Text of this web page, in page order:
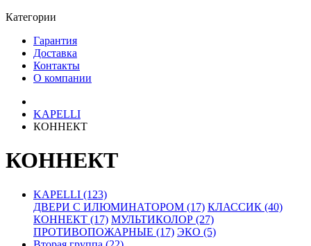
Категории
Гарантия
Доставка
Контакты
О компании
KAPELLI
КОННЕКТ
КОННЕКТ
KAPELLI (123)
ДВЕРИ С ИЛЮМИНАТОРОМ (17) КЛАССИК (40)
КОННЕКТ (17) МУЛЬТИКОЛОР (27)
ПРОТИВОПОЖАРНЫЕ (17) ЭКО (5)